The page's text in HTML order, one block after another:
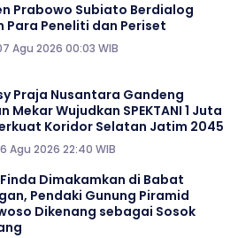
Prabowo Subiato Berdialog
Para Peneliti dan Periset
Agu 2026 00:03 WIB
Praja Nusantara Gandeng
Mekar Wujudkan SPEKTANI 1 Juta
Koridor Selatan Jatim 2045
Agu 2026 22:40 WIB
Dimakamkan di Babat
Pendaki Gunung Piramid
Dikenang sebagai Sosok